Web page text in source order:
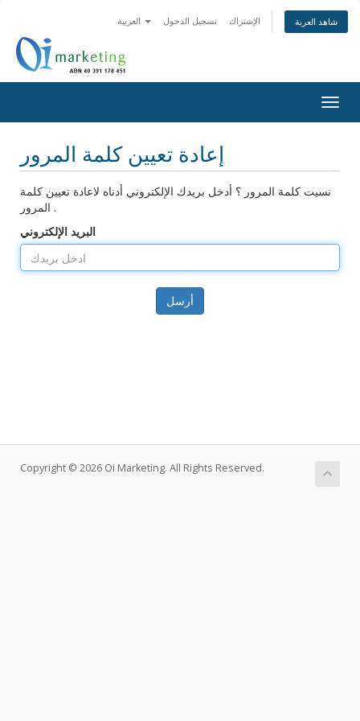
تسجيل الدخول الإشتراك شاهد العربة
إعادة تعيين كلمة المرور
نسيت كلمة المرور ؟ أدخل بريدك الإلكتروني أدناه لاعادة تعيين كلمة
المرور .
البريد الإلكتروني
أرسل
Copyright © 2026 Oi Marketing. All Rights Reserved.